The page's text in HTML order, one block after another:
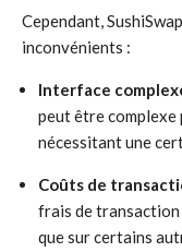
Cependant,
inconvénients :
Interface
peut être
nécessitant une
Coûts de
frais de transaction
que sur certains